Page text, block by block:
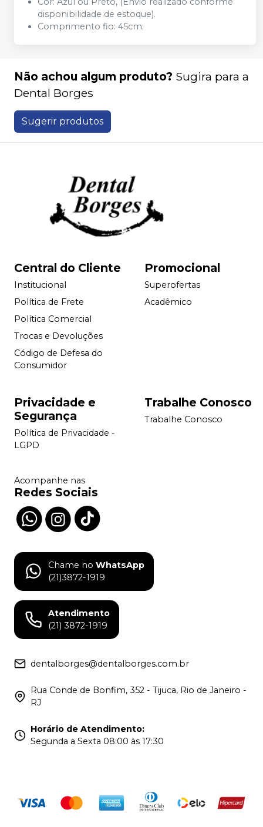
disponibilidade de estoque).
Comprimento fio: 45cm;
Não achou algum produto? Sugira para a
Dental Borges
Sugerir produtos
Central do Cliente
Institucional
Política de Frete
Política Comercial
Trocas e Devoluções
Código de Defesa do
Consumidor
Promocional
Superofertas
Acadêmico
Privacidade e
Segurança
Política de Privacidade -
LGPD
Trabalhe Conosco
Trabalhe Conosco
Acompanhe nas
Redes Sociais
Chame no WhatsApp
(21)3872-1919
Atendimento
(21) 3872-1919
dentalborges@dentalborges.com.br
Rua Conde de Bonfim, 352 - Tijuca, Rio de Janeiro -
RJ
Horário de Atendimento:
Segunda a Sexta 08:00 às 17:30